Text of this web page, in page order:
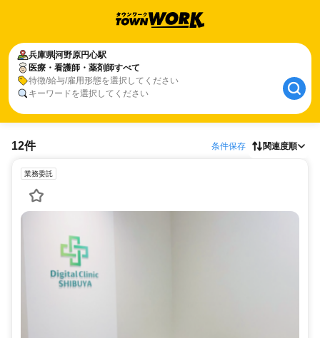
兵庫県河野原円心駅
医療・看護師・薬剤師すべて
特徴/給与/雇用形態を選択してください
キーワードを選択してください
12件 条件保存 関連度順
業務委託